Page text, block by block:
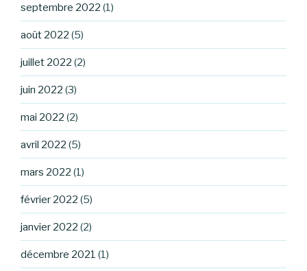
septembre 2022 (1)
août 2022 (5)
juillet 2022 (2)
juin 2022 (3)
mai 2022 (2)
avril 2022 (5)
mars 2022 (1)
février 2022 (5)
janvier 2022 (2)
décembre 2021 (1)